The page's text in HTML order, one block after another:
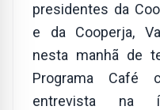
presidentes da
e da Cooperja,
nesta manhã de
Programa Café
entrevista na